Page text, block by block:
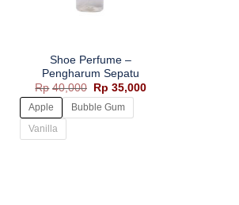
Shoe Perfume –
Pengharum Sepatu
Rp 40,000
Harga
aslinya
adalah:
Rp40,000.
Rp 35,000Harga
Apple
Bubble Gum
Vanilla